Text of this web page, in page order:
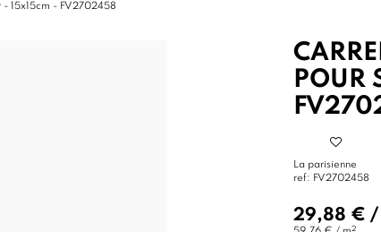
15x15cm - FV2702458
POUR
La parisienne
ref: FV2702458
29,88 € /
2